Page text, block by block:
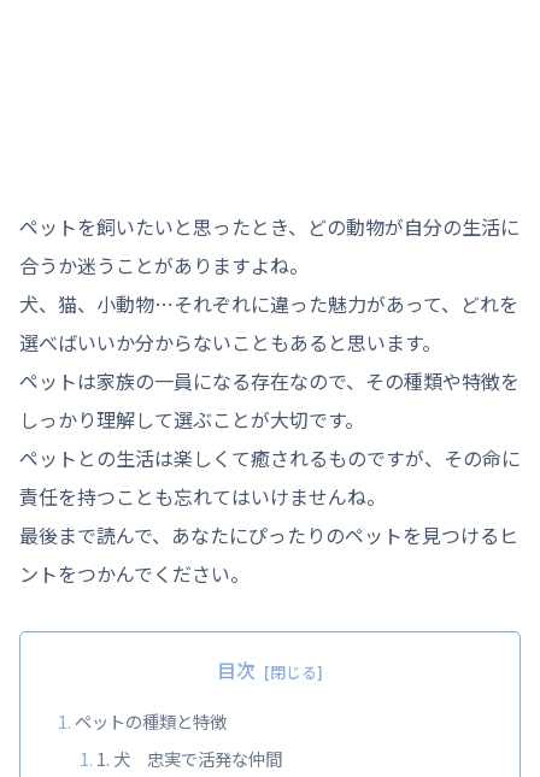
ペットを飼いたいと思ったとき、どの動物が自分の生活に
合うか迷うことがありますよね。
犬、猫、小動物…それぞれに違った魅力があって、どれを
選べばいいか分からないこともあると思います。
ペットは家族の一員になる存在なので、その種類や特徴を
しっかり理解して選ぶことが大切です。
ペットとの生活は楽しくて癒されるものですが、その命に
責任を持つことも忘れてはいけませんね。
最後まで読んで、あなたにぴったりのペットを見つけるヒ
ントをつかんでください。
目次
ペットの種類と特徴
1. 犬 忠実で活発な仲間